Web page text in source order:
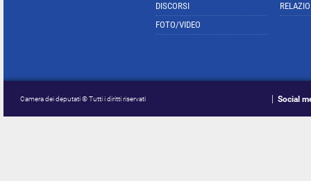
DISCORSI
FOTO/VIDEO
Camera dei deputati © Tutti i diritti riservati Social